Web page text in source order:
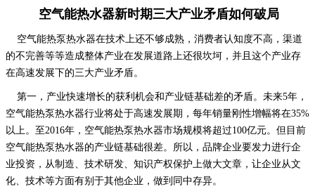
空气能热水器新时期三大产业矛盾如何破局
空气能热泵热水器在技术上还不够成熟，消费者认知度不高，渠道
的不完善等等造成整体产业在发展道路上还很坎坷，并且这个产业存
在高速发展下的三大产业矛盾。
第一，产业快速增长的获利机会和产业链基础差的矛盾。未来5年，
空气能热泵热水器行业将处于高速发展期，每年销量刚性增幅将在35%
以上。至2016年，空气能热泵热水器市场规模将超过100亿元。但目前
空气能热泵热水器的产业链基础很差。所以，品牌企业要发力进行企
业投资，从制造、技术研发、知识产权保护上做大文章，让企业从文
化、技术等方面有别于其他企业，做到同中存异。